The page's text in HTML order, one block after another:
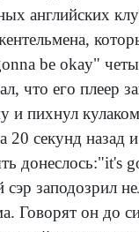
английских
be okay"
что его плеер
и пихнул
20 секунд назад
донеслось:"it's
заподозрил
Говорят он до